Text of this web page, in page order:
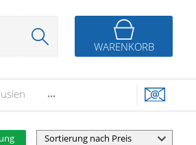
WARENKORB
...